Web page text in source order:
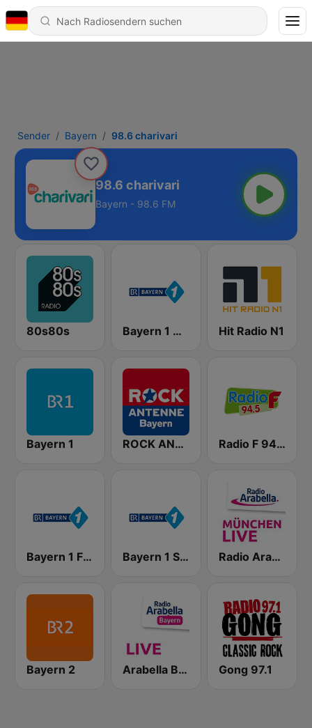
Sender Bayern 98.6 charivari
98.6 charivari
Bayern - 98.6 FM
80s80s Bayern 1 Oberbayern Hit Radio N1
Bayern 1 ROCK ANTENNE Bayern Radio F 94.5
Bayern 1 Franken Bayern 1 Schwaben Radio Arabella
Bayern 2 Arabella Bayern Gong 97.1